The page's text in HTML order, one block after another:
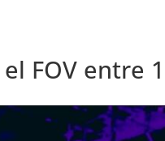
FOV entre